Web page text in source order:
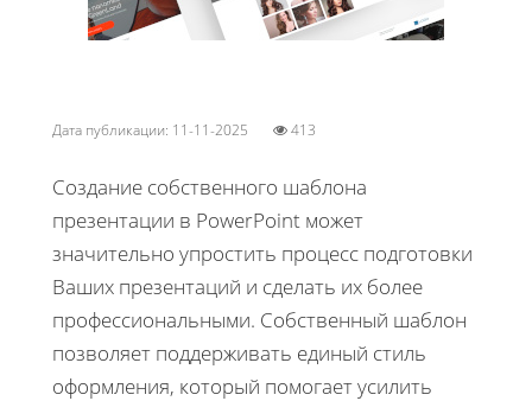
Дата публикации: 11-11-2025 413
Создание собственного шаблона
презентации в PowerPoint может
значительно упростить процесс подготовки
Ваших презентаций и сделать их более
профессиональными. Собственный шаблон
позволяет поддерживать единый стиль
оформления, который помогает усилить